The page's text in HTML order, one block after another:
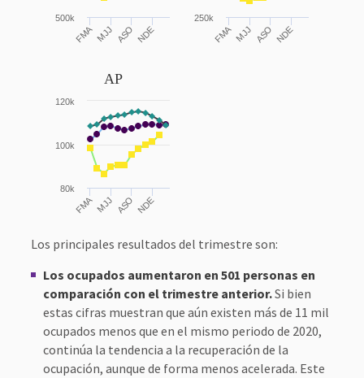
FMA ASO
MJJ NDE
500k
FMA ASO
MJJ NDE
250k
AP
FMA ASO
MJJ NDE
80k
100k
120k
Los principales resultados del trimestre son:
Los ocupados aumentaron en 501 personas en
comparación con el trimestre anterior.Si bien
estas cifras muestran que aún existen más de 11 mil
ocupados menos que en el mismo periodo de 2020,
continúa la tendencia a la recuperación de la
ocupación, aunque de forma menos acelerada. Este